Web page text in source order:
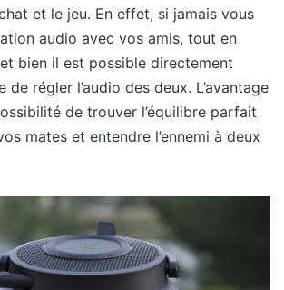
et le jeu. En effet, si jamais vous
audio avec vos amis, tout en
bien il est possible directement
de régler l’audio des deux. L’avantage
de trouver l’équilibre parfait
mates et entendre l’ennemi à deux